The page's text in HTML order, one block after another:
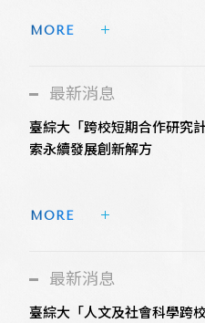
MORE
最新消息
臺綜大「跨校短期合作研究
索永續發展創新解方
MORE
最新消息
臺綜大「人文及社會科學跨